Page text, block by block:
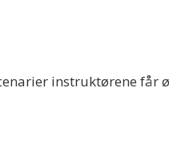
instruktørene får